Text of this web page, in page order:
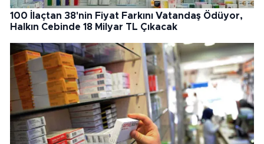
100 İlaçtan 38'nin Fiyat Farkını Vatandaş Ödüyor,
Halkın Cebinde 18 Milyar TL Çıkacak